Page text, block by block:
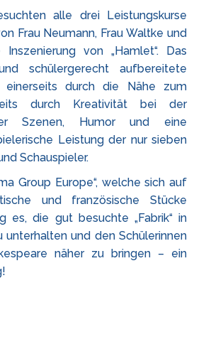
alle drei Leistungskurse
Frau Neumann, Frau Waltke und
von „Hamlet“. Das
schülergerecht aufbereitete
einerseits durch die Nähe zum
durch Kreativität bei der
Szenen, Humor und eine
Leistung der nur sieben
Schauspieler.
Group Europe“, welche sich auf
und französische Stücke
es, die gut besuchte „Fabrik“ in
unterhalten und den Schülerinnen
näher zu bringen – ein